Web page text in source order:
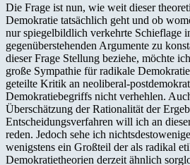
Die Frage ist nun, wie weit dieser
Demokratie tatsächlich geht und ob
nur spiegelbildlich verkehrte Schieflage
gegenüberstehenden Argumente zu
dieser Frage Stellung beziehe, möchte
große Sympathie für radikale
geteilte Kritik an neoliberal-
Demokratiebegriffs nicht verhehlen.
Überschätzung der Rationalität der
Entscheidungsverfahren will ich an
reden. Jedoch sehe ich
wenigstens ein Großteil der als radikal
Demokratietheorien derzeit ähnlich